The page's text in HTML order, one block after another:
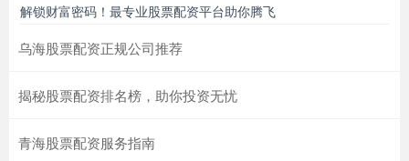
解锁财富密码！最专业股票配资平台助你腾飞
乌海股票配资正规公司推荐
揭秘股票配资排名榜，助你投资无忧
青海股票配资服务指南